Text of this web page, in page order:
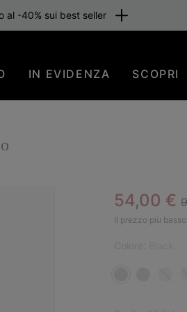
al -40% sui best seller
IN EVIDENZA SCOPRI
Sale
54,00 €
Il prezzo più